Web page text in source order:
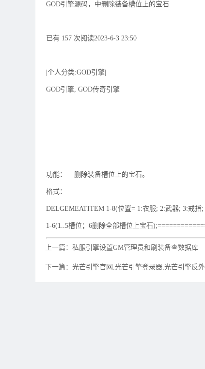
GOD引擎源码，中删除装备槽位上的宝石
已有 157 次阅读2023-6-3 23:50
|个人分类:GOD引擎|
GOD引擎, GOD传奇引擎
功能： 删除装备槽位上的宝石。
格式：
DELGEMEATITEM 1-8(位置= 1:衣服; 2:武器; 3:戒指
1-6(1..5槽位；6删除全部槽位上宝石
上一篇：私服引擎设置GM管理员和刷装备查数据库
下一篇：光芒引擎官网,光芒引擎登录器,光芒引擎反